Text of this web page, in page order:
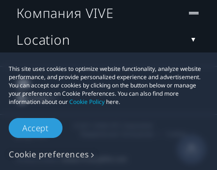
This site uses cookies to optimize website functionality, analyze website
performance, and provide personalized experience and advertisement.
You can accept our cookies by clicking on the button below or manage
your preference on Cookie Preferences. You can also find more
information about ourCookie Policy here.
Accept
Cookie preferences
Компания VIVE
Location
Privacy Contact:Global-Privacy@htc.com